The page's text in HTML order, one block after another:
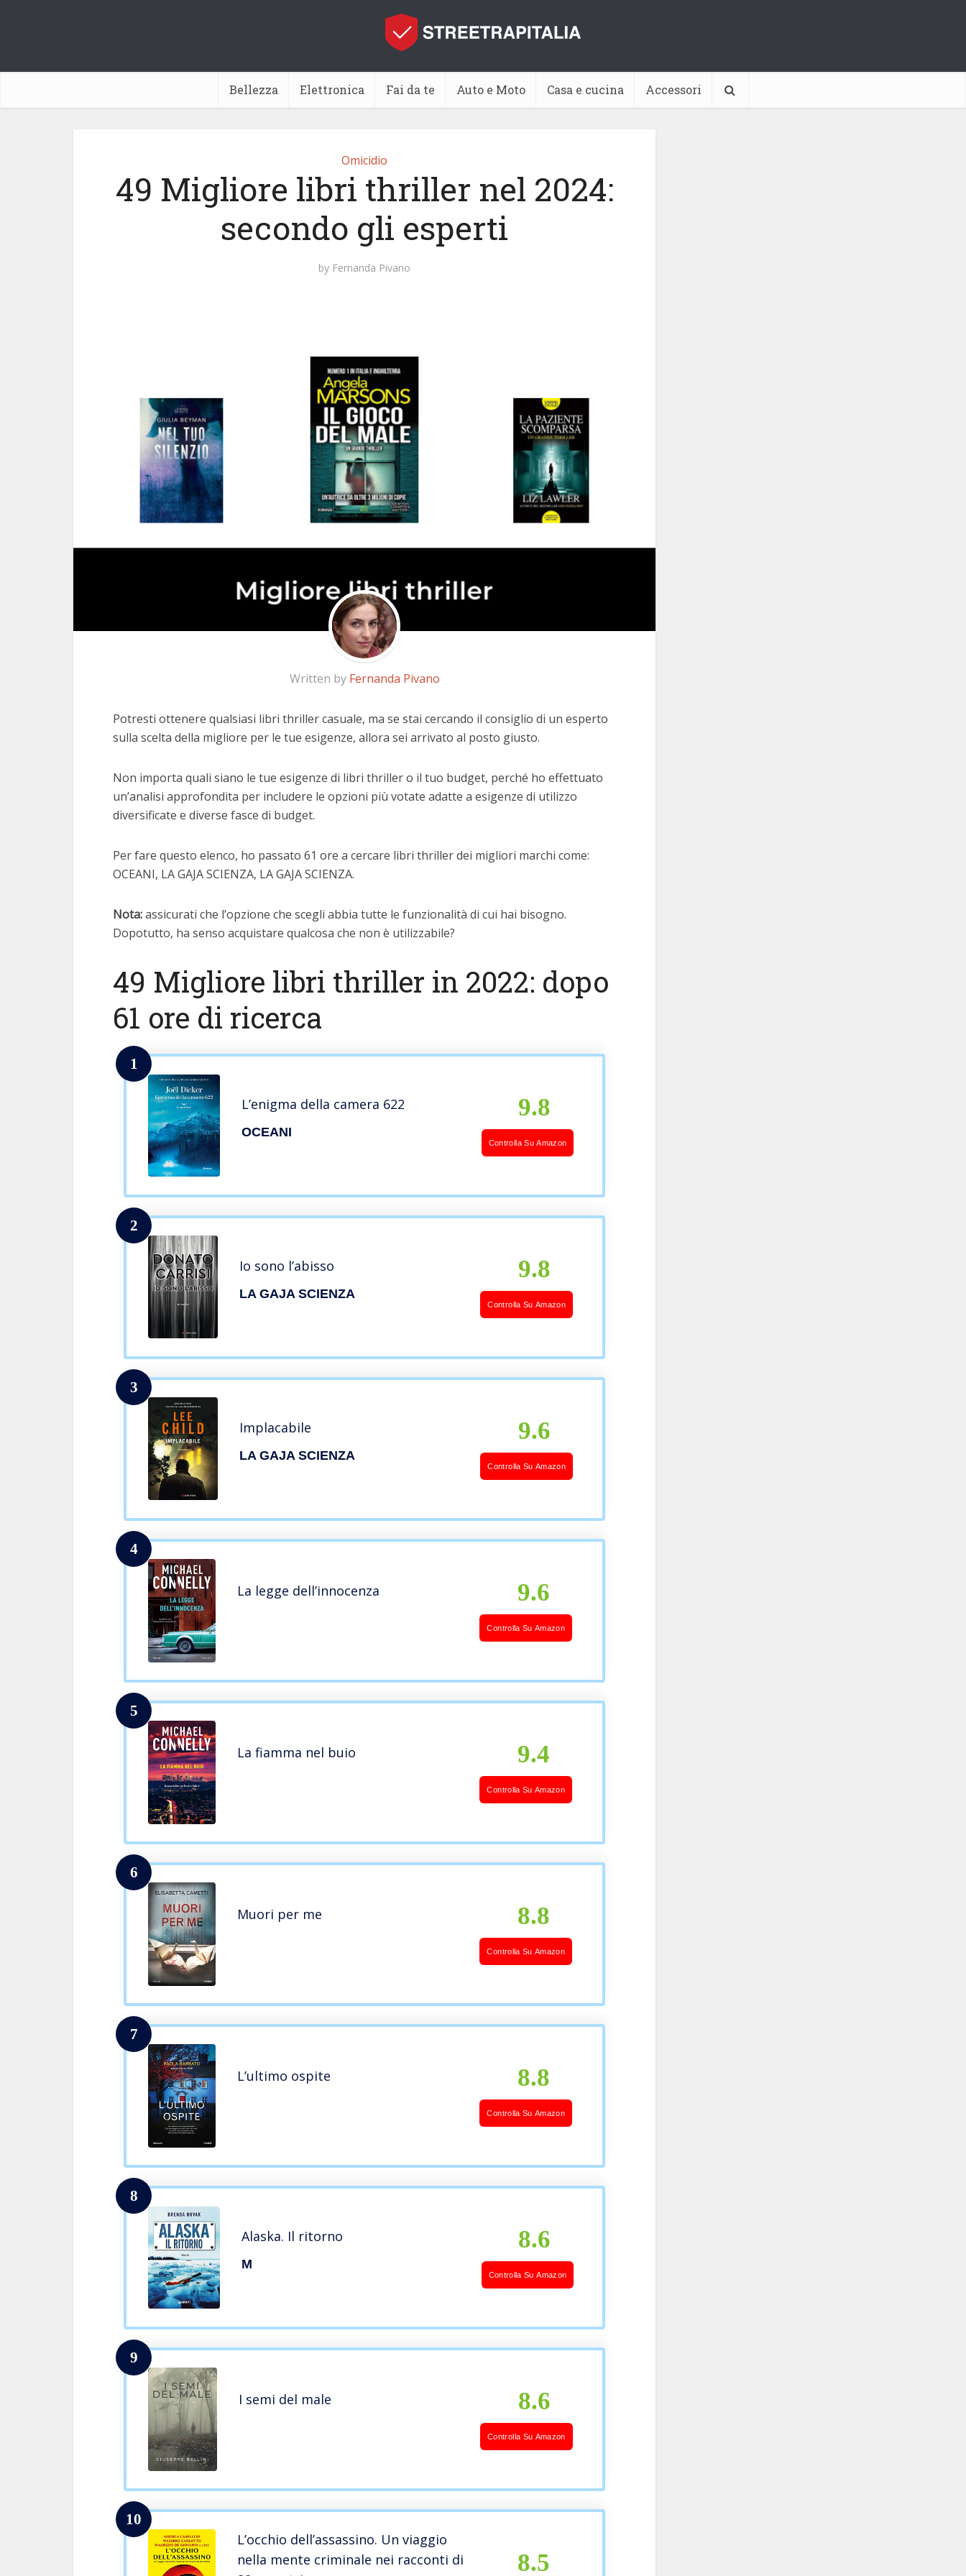
Bellezza Elettronica Fai da te Auto e Moto Casa e cucina Accessori
Omicidio
49 Migliore libri thriller nel 2024:
secondo gli esperti
by Fernanda Pivano
Written by Fernanda Pivano
Potresti ottenere qualsiasi libri thriller casuale, ma se stai cercando il consiglio di un esperto
sulla scelta della migliore per le tue esigenze, allora sei arrivato al posto giusto.
Non importa quali siano le tue esigenze di libri thriller o il tuo budget, perché ho effettuato
un’analisi approfondita per includere le opzioni più votate adatte a esigenze di utilizzo
diversificate e diverse fasce di budget.
Per fare questo elenco, ho passato 61 ore a cercare libri thriller dei migliori marchi come:
OCEANI, LA GAJA SCIENZA, LA GAJA SCIENZA.
Nota:assicurati che l’opzione che scegli abbia tutte le funzionalità di cui hai bisogno.
Dopotutto, ha senso acquistare qualcosa che non è utilizzabile?
49 Migliore libri thriller in 2022: dopo
61 ore di ricerca
1
L’enigma della camera 622
OCEANI
9.8
Controlla Su Amazon
2
Io sono l’abisso
LA GAJA SCIENZA
9.8
Controlla Su Amazon
3
Implacabile
LA GAJA SCIENZA
9.6
Controlla Su Amazon
4
La legge dell’innocenza 9.6
Controlla Su Amazon
5
La fiamma nel buio 9.4
Controlla Su Amazon
6
Muori per me 8.8
Controlla Su Amazon
7
L’ultimo ospite 8.8
Controlla Su Amazon
8
Alaska. Il ritorno
M
8.6
Controlla Su Amazon
9
I semi del male 8.6
Controlla Su Amazon
10
L’occhio dell’assassino. Un viaggio
nella mente criminale nei racconti di
8.5